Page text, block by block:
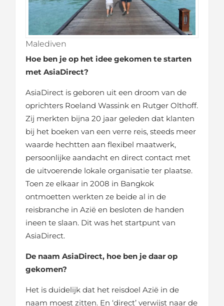
Malediven
Hoe ben je op het idee gekomen te starten
met AsiaDirect?
AsiaDirect is geboren uit een droom van de
oprichters Roeland Wassink en Rutger Olthoff.
Zij merkten bijna 20 jaar geleden dat klanten
bij het boeken van een verre reis, steeds meer
waarde hechtten aan flexibel maatwerk,
persoonlijke aandacht en direct contact met
de uitvoerende lokale organisatie ter plaatse.
Toen ze elkaar in 2008 in Bangkok
ontmoetten werkten ze beide al in de
reisbranche in Azië en besloten de handen
ineen te slaan. Dit was het startpunt van
AsiaDirect.
De naam AsiaDirect, hoe ben je daar op
gekomen?
Het is duidelijk dat het reisdoel Azië in de
naam moest zitten. En ‘direct’ verwijst naar de